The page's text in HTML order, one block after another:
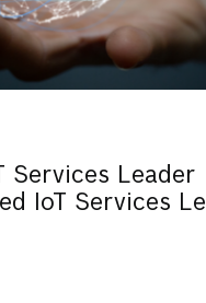
Services Leader
IoT Services